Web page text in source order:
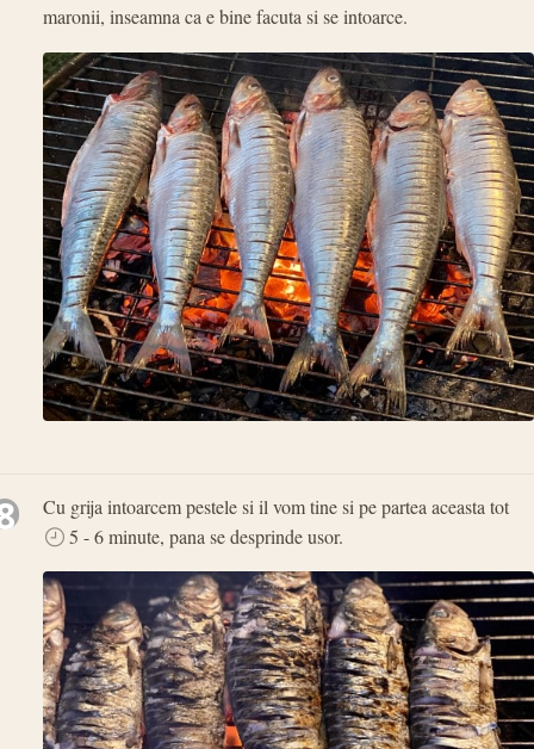
maronii, inseamna ca e bine facuta si se intoarce.
Cu grija intoarcem pestele si il vom tine si pe partea aceasta tot
5 - 6 minute, pana se desprinde usor.